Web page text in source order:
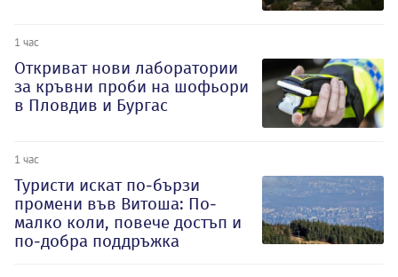
1 час
Откриват нови лаборатории
за кръвни проби на шофьори
в Пловдив и Бургас
1 час
Туристи искат по-бързи
промени във Витоша: По-
малко коли, повече достъп и
по-добра поддръжка